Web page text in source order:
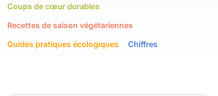
Coups de cœur durables
Recettes de saison végétariennes
Guides pratiques écologiques
Chiffres